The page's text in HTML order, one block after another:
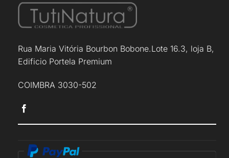
Rua Maria Vitória Bourbon Bobone.Lote 16.3, loja B,
Edificio Portela Premium
COIMBRA 3030-502